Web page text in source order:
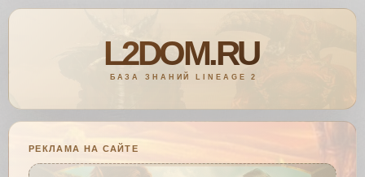
РЕКЛАМА НА САЙТЕ